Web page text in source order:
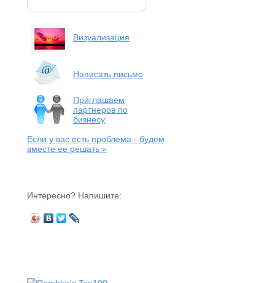
Визуализация
Написать письмо
Приглашаем
партнеров по
бизнесу
Если у вас есть проблема - будем
вместе ее решать »
Интересно? Напишите: